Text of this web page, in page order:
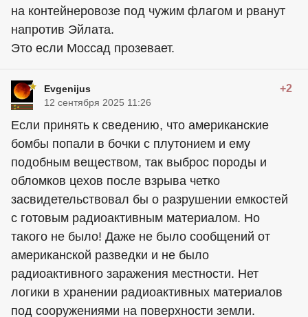
на контейнеровозе под чужим флагом и рванут
напротив Эйлата.
Это если Моссад прозевает.
Evgenijus +2
12 сентября 2025 11:26
Если принять к сведению, что американские
бомбы попали в бочки с плутонием и ему
подобным веществом, так выброс породы и
обломков цехов после взрыва четко
засвидетельствовал бы о разрушении емкостей
с готовым радиоактивным материалом. Но
такого не было! Даже не было сообщений от
американской разведки и не было
радиоактивного заражения местности. Нет
логики в хранении радиоактивных материалов
под сооружениями на поверхности земли.